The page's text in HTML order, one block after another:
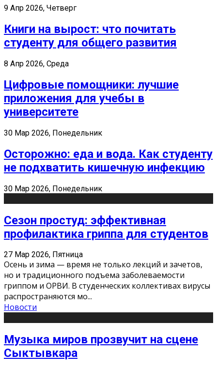
9 Апр 2026, Четверг
Книги на вырост: что почитать
студенту для общего развития
8 Апр 2026, Среда
Цифровые помощники: лучшие
приложения для учебы в
университете
30 Мар 2026, Понедельник
Осторожно: еда и вода. Как студенту
не подхватить кишечную инфекцию
30 Мар 2026, Понедельник
Сезон простуд: эффективная
профилактика гриппа для студентов
27 Мар 2026, Пятница
Осень и зима — время не только лекций и зачетов,
но и традиционного подъема заболеваемости
гриппом и ОРВИ. В студенческих коллективах вирусы
распространяются мо...
Новости
Музыка миров прозвучит на сцене
Сыктывкара